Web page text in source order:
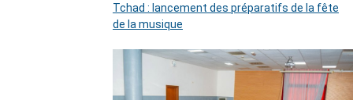
Tchad : lancement des préparatifs de la fête
de la musique